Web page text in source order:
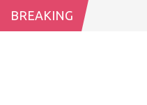
BREAKING